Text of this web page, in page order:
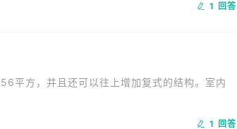
1 回答
平方，并且还可以往上增加复式的结构。室内
1 回答